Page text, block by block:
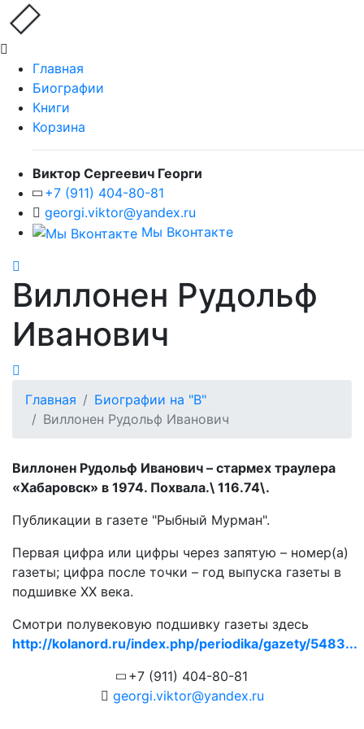
Главная
Биографии
Книги
Корзина
Виктор Сергеевич Георги
+7 (911) 404-80-81
georgi.viktor@yandex.ru
Мы Вконтакте
Виллонен Рудольф
Иванович
Главная
Биографии на "В"
Виллонен Рудольф Иванович
Виллонен Рудольф Иванович – стармех траулера
«Хабаровск» в 1974. Похвала.\ 116.74\.
Публикации в газете "Рыбный Мурман".
Первая цифра или цифры через запятую – номер(а)
газеты; цифра после точки – год выпуска газеты в
подшивке ХХ века.
Смотри полувековую подшивку газеты здесь
http://kolanord.ru/index.php/periodika/gazety/5483...
+7 (911) 404-80-81
georgi.viktor@yandex.ru